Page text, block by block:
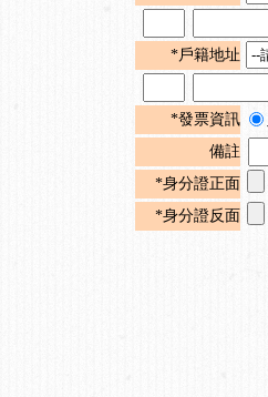
*戶籍地址
*發票資訊
備註
*身分證正面
*身分證反面